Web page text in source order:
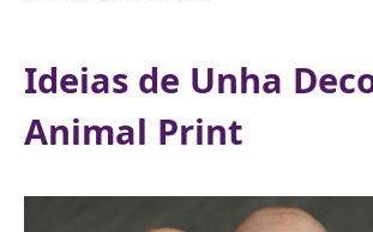
Ideias de Unha
Animal Print